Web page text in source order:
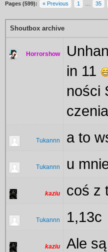
Pages (599): « Previous 1 35
Shoutbox archive
Horrorshow
in 11
ności
Tukannn a to
Tukannn u
kaziu coś z
Tukannn 1,13c
kaziu Ale